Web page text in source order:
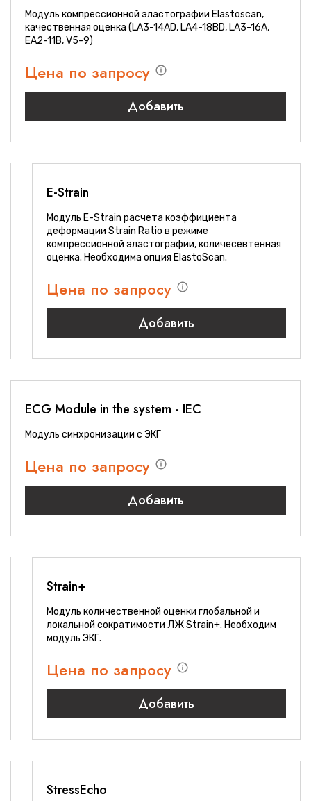
Модуль компрессионной эластографии Elastoscan,
качественная оценка (LA3-14AD, LA4-18BD, LA3-16A,
EA2-11B, V5-9)
Цена по запросу
Добавить
E-Strain
Модуль E-Strain расчета коэффициента
деформации Strain Ratio в режиме
компрессионной эластографии, количесевтенная
оценка. Необходима опция ElastoScan.
Цена по запросу
Добавить
ECG Module in the system - IEC
Модуль синхронизации с ЭКГ
Цена по запросу
Добавить
Strain+
Модуль количественной оценки глобальной и
локальной сократимости ЛЖ Strain+. Необходим
модуль ЭКГ.
Цена по запросу
Добавить
StressEcho